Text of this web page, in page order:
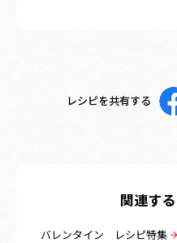
レシピを共有する
関連す
バレンタイン レシピ特集